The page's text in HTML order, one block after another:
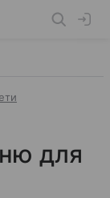
для